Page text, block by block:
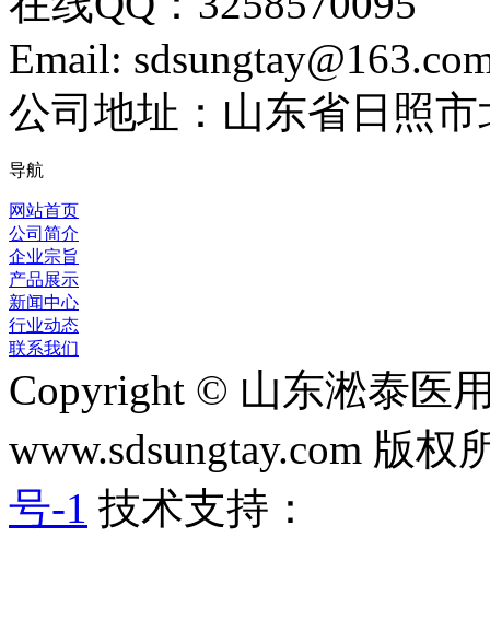
Email:
公司地址：山东省日照市
导航
网站首页
公司简介
企业宗旨
产品展示
新闻中心
行业动态
联系我们
Copyright © 山东淞泰医
www.sdsungtay.com 版权
号-1 技术支持：